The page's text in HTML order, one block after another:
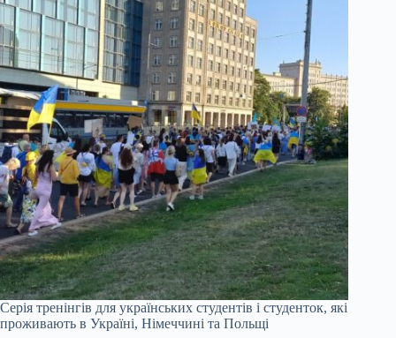
Серія тренінгів для українських студентів і студенток, які
проживають в Україні, Німеччині та Польщі